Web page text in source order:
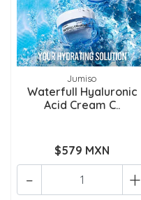
Jumiso
Waterfull Hyaluronic
Acid Cream C..
$579 MXN
+
-